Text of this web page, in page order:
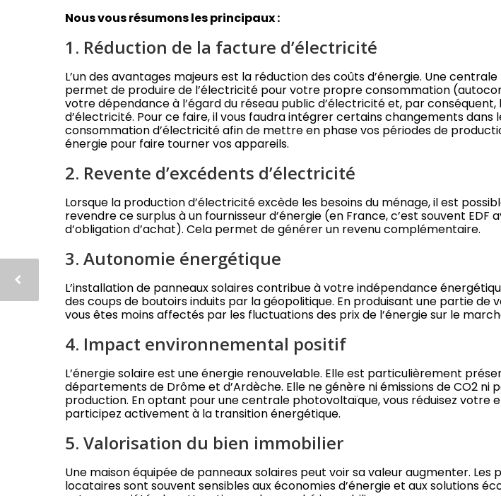
Nous vous résumons les principaux :
1. Réduction de la facture d’électricité
L’un des avantages majeurs est la réduction des coûts d’énergie. Une
permet de produire de l’électricité pour votre propre consommation
votre dépendance à l’égard du réseau public d’électricité et, par
d’électricité. Pour ce faire, il vous faudra intégrer certains changements dans
consommation d’électricité afin de mettre en phase vos périodes de
énergie pour faire tourner vos appareils.
2. Revente d’excédents d’électricité
Lorsque la production d’électricité excède les besoins du ménage, il est
revendre ce surplus à un fournisseur d’énergie (en France, c’est souvent EDF
d’obligation d’achat). Cela permet de générer un revenu complémentaire.
3. Autonomie énergétique
L’installation de panneaux solaires contribue à votre indépendance
des coups de boutoirs induits par la géopolitique. En produisant une partie
vous êtes moins affectés par les fluctuations des prix de l’énergie sur le
4. Impact environnemental positif
L’énergie solaire est une énergie renouvelable. Elle est particulièrement
départements de Drôme et d’Ardèche. Elle ne génère ni émissions de CO2 ni
production. En optant pour une centrale photovoltaïque, vous réduisez votre
participez activement à la transition énergétique.
5. Valorisation du bien immobilier
Une maison équipée de panneaux solaires peut voir sa valeur augmenter. Les
locataires sont souvent sensibles aux économies d’énergie et aux solutions